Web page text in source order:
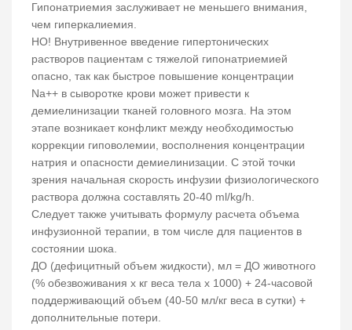
Гипонатриемия заслуживает не меньшего внимания,
чем гиперкалиемия.
НО! Внутривенное введение гипертонических
растворов пациентам с тяжелой гипонатриемией
опасно, так как быстрое повышение концентрации
Na++ в сыворотке крови может привести к
демиелинизации тканей головного мозга. На этом
этапе возникает конфликт между необходимостью
коррекции гиповолемии, восполнения концентрации
натрия и опасности демиелинизации. С этой точки
зрения начальная скорость инфузии физиологического
раствора должна составлять 20-40 ml/kg/h.
Следует также учитывать формулу расчета объема
инфузионной терапии, в том числе для пациентов в
состоянии шока.
ДО (дефицитный объем жидкости), мл = ДО животного
(% обезвоживания х кг веса тела х 1000) + 24-часовой
поддерживающий объем (40-50 мл/кг веса в сутки) +
дополнительные потери.